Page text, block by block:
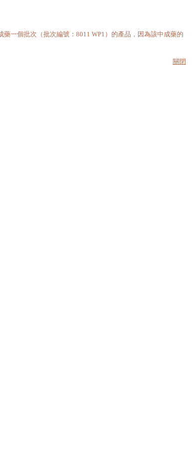
一個批次（批次編號：8011 WP1）的產品，因為該中成藥的
關閉